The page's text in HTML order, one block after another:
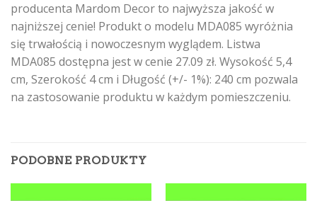
producenta Mardom Decor to najwyższa jakość w
najniższej cenie! Produkt o modelu MDA085 wyróżnia
się trwałością i nowoczesnym wyglądem. Listwa
MDA085 dostępna jest w cenie 27.09 zł. Wysokość 5,4
cm, Szerokość 4 cm i Długość (+/- 1%): 240 cm pozwala
na zastosowanie produktu w każdym pomieszczeniu.
PODOBNE PRODUKTY